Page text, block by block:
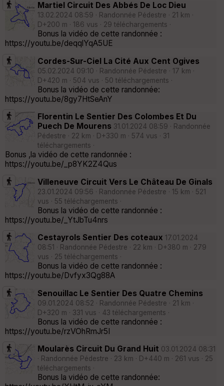
Martiel Circuit Des Abbés De Loc Dieu
13.02.2024 08:59 · Randonnée Pédestre · 21 km ·
D+200 m · 186 vus · 29 téléchargements ·
Bonus la vidéo de cette randonnée :
https://youtu.be/deqqlYqA5UE
Cordes-Sur-Ciel La Cité Aux Cent Ogives
05.02.2024 09:10 · Randonnée Pédestre · 17 km ·
D+420 m · 504 vus · 50 téléchargements ·
Bonus la vidéo de cette randonnée:
https://youtu.be/8gy7HtSeAnY
Florentin Le Sentier Des Colombes Et Du
Puech De Mourens 31.01.2024 08:59 · Randonnée
Pédestre · 22 km · D+330 m · 574 vus · 31
téléchargements ·
Bonus ,la vidéo de cette randonnée :
https://youtu.be/_p8YK2Z4Qus
Villeneuve Circuit Vers Le Château De Ginals
23.01.2024 09:56 · Randonnée Pédestre · 15 km · 521
vus · 55 téléchargements ·
Bonus la vidéo de cette randonnée :
https://youtu.be/_YtJbTu4nrs
Cestayrols Sentier Des coteaux 17.01.2024
08:51 · Randonnée Pédestre · 22 km · D+380 m · 279
vus · 25 téléchargements ·
Bonus la vidéo de cette randonnée :
https://youtu.be/Dvfyx3Qg88A
Senouillac Le Sentier Des Quatre Chemins
09.01.2024 08:52 · Randonnée Pédestre · 21 km ·
D+320 m · 331 vus · 43 téléchargements ·
Bonus la vidéo de cette randonnée :
https://youtu.be/rzVOhRmJr5I
Moularès Circuit Du Grand Huit 03.01.2024 08:31
· Randonnée Pédestre · 23 km · D+440 m · 261 vus · 25
téléchargements ·
Bonus la vidéo de cette randonnée: